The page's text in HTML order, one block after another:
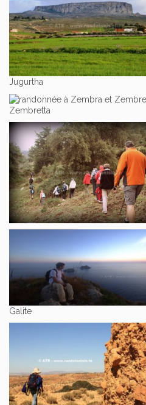
Jugurtha
Zembretta
Galite